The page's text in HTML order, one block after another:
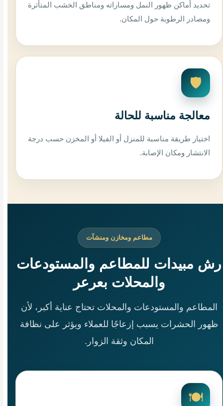
تحديد أماكن ظهور النمل ومساراته ومناطق الخشب المتأثرة
ومصادر الرطوبة حول المكان.
🛡️
معالجة مناسبة للحالة
اختيار طريقة مناسبة للمنزل أو الفيلا أو المخزن حسب درجة
الانتشار ومكان الإصابة.
مطاعم ومخازن ومنشآت
رش مبيدات للمطاعم والمستودعات
والمحلات بعرعر
المطاعم والمستودعات والمحلات تحتاج عناية أكبر، لأن
ظهور الحشرات يسبب إزعاجًا للعملاء ويؤثر على نظافة
المكان وثقة الزوار.
🍽️